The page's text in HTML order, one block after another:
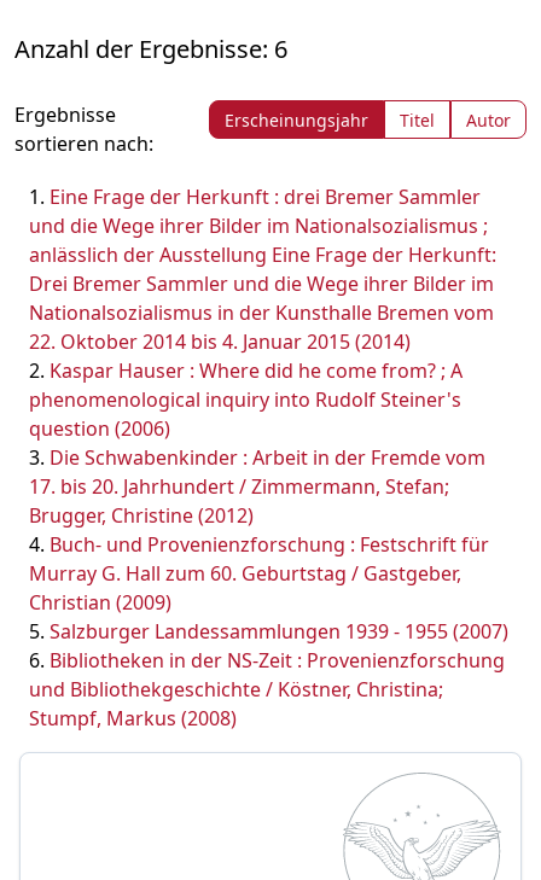
Anzahl der Ergebnisse: 6
Ergebnisse
sortieren nach:
Erscheinungsjahr Titel Autor
Eine Frage der Herkunft : drei Bremer Sammler
und die Wege ihrer Bilder im Nationalsozialismus ;
anlässlich der Ausstellung Eine Frage der Herkunft:
Drei Bremer Sammler und die Wege ihrer Bilder im
Nationalsozialismus in der Kunsthalle Bremen vom
22. Oktober 2014 bis 4. Januar 2015 (2014)
Kaspar Hauser : Where did he come from? ; A
phenomenological inquiry into Rudolf Steiner's
question (2006)
Die Schwabenkinder : Arbeit in der Fremde vom
17. bis 20. Jahrhundert / Zimmermann, Stefan;
Brugger, Christine (2012)
Buch- und Provenienzforschung : Festschrift für
Murray G. Hall zum 60. Geburtstag / Gastgeber,
Christian (2009)
Salzburger Landessammlungen 1939 - 1955 (2007)
Bibliotheken in der NS-Zeit : Provenienzforschung
und Bibliothekgeschichte / Köstner, Christina;
Stumpf, Markus (2008)